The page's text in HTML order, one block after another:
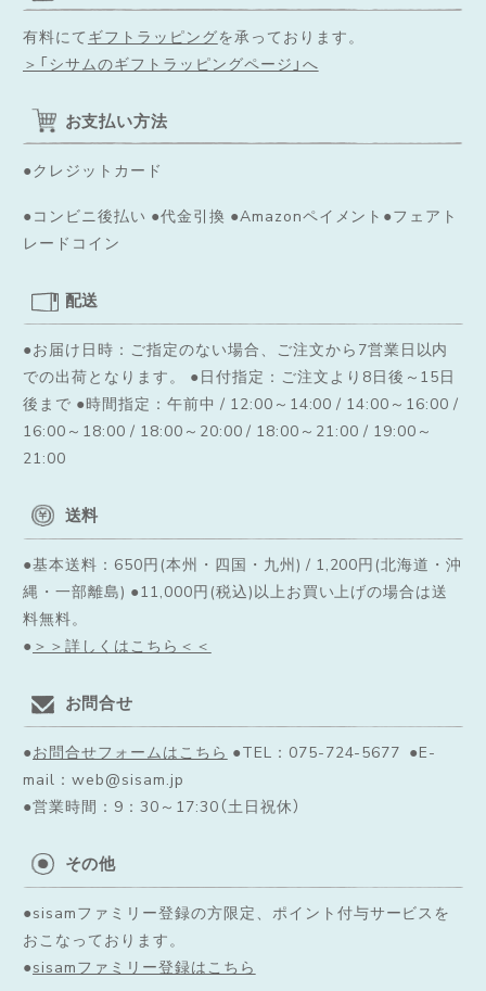
有料にて ギフトラッピングを承っております。
＞「シサムのギフトラッピングページ」へ
お支払い方法
●クレジットカード
●コンビニ後払い ●代金引換 ●Amazonペイメント●フェアト
レードコイン
配送
●お届け日時：ご指定のない場合、ご注文から7営業日以内
での出荷となります。
●日付指定：ご注文より8日後～15日
後まで ●時間指定：午前中 / 12:00～14:00 / 14:00～16:00 /
16:00～18:00 / 18:00～20:00 / 18:00～21:00 / 19:00～
21:00
送料
●基本送料：650円(本州・四国・九州) / 1,200円(北海道・沖
縄・一部離島) ●11,000円(税込)以上お買い上げの場合は送
料無料。
● ＞＞詳しくはこちら＜＜
お問合せ
●お問合せフォームはこちら ●TEL：075-724-5677 ●E-
mail：web@sisam.jp
●営業時間：9：30～17:30（土日祝休）
その他
●sisamファミリー登録の方限定、ポイント付与サービスを
おこなっております。
●sisamファミリー登録はこちら